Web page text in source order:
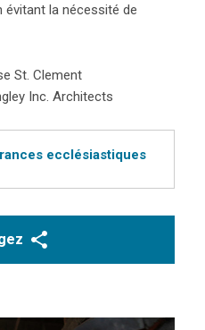
la nécessité de
St. Clement
Inc. Architects
ecclésiastiques